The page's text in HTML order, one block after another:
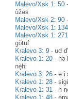
Malevo/Xsk 1: 50
ùžəs
Malevo/Xsk 2: 90
Malevo/Xsk 1: 134
Malevo/Xsk 1: 271
gòtuf
Kralevo 3: 9 -ud
Kralevo 1: 20 - nə
nè̝hi
Kralevo 3: 26 -ə i
Kralevo 1: 28 -
Kralevo 1: 31 - n
Kralevo 1: 48 -